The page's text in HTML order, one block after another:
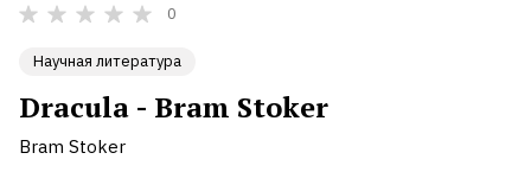
0
Научная литература
Dracula - Bram Stoker
Bram Stoker